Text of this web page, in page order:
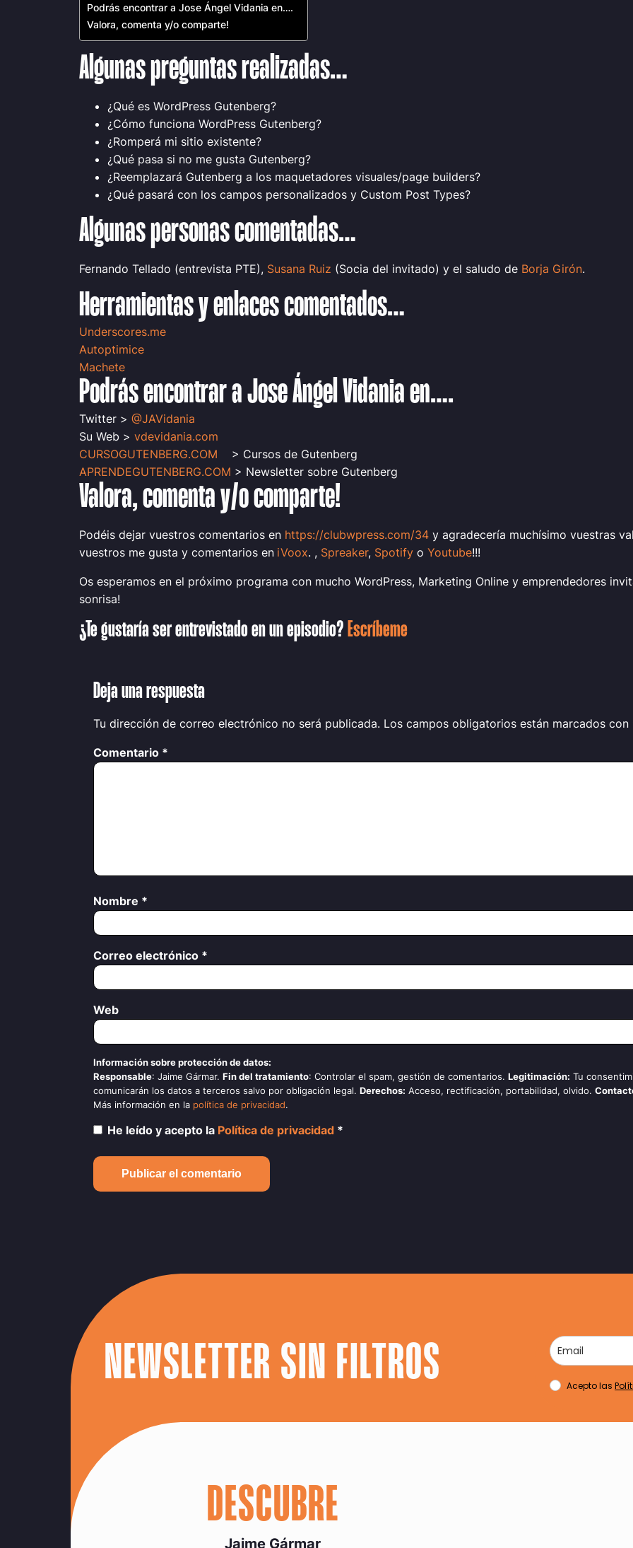
Podrás encontrar a Jose Ángel Vidania en….
Valora, comenta y/o comparte!
Algunas preguntas realizadas…
¿Qué es WordPress Gutenberg?
¿Cómo funciona WordPress Gutenberg?
¿Romperá mi sitio existente?
¿Qué pasa si no me gusta Gutenberg?
¿Reemplazará Gutenberg a los maquetadores visuales/page builders?
¿Qué pasará con los campos personalizados y Custom Post Types?
Algunas personas comentadas…
Fernando Tellado (entrevista PTE), Susana Ruiz (Socia del invitado) y el saludo de Borja Girón.
Herramientas y enlaces comentados…
Underscores.me
Autoptimice
Machete
Podrás encontrar a Jose Ángel Vidania en….
Twitter > @JAVidania
Su Web > vdevidania.com
CURSOGUTENBERG.COM > Cursos de Gutenberg
APRENDEGUTENBERG.COM > Newsletter sobre Gutenberg
Valora, comenta y/o comparte!
Podéis dejar vuestros comentarios en https://clubwpress.com/34 y agradecería muchísimo vuestras
vuestros me gusta y comentarios en iVoox. , Spreaker, Spotify o Youtube!!!
Os esperamos en el próximo programa con mucho WordPress, Marketing Online y emprendedores
sonrisa!
¿Te gustaría ser entrevistado en un episodio? Escríbeme
Deja una respuesta
Tu dirección de correo electrónico no será publicada. Los campos obligatorios están marcados con
Comentario *
Nombre *
Correo electrónico *
Web
Información sobre protección de datos:
Responsable: Jaime Gármar. Fin del tratamiento: Controlar el spam, gestión de comentarios. Legitimación: Tu
comunicarán los datos a terceros salvo por obligación legal. Derechos: Acceso, rectificación, portabilidad, olvido.
Más información en la política de privacidad.
He leído y acepto la Política de privacidad *
NEWSLETTER SIN FILTROS Acepto las
DESCUBRE
Jaime Gármar